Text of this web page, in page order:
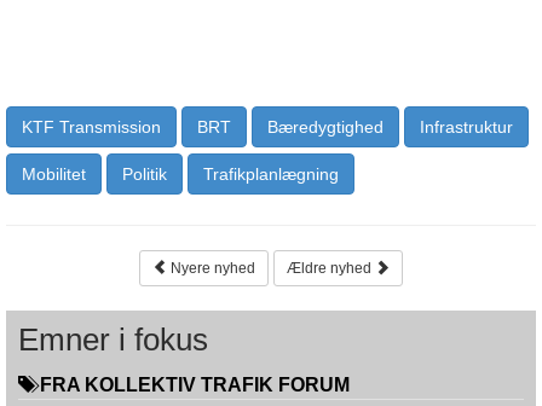
KTF Transmission BRT Bæredygtighed Infrastruktur
Mobilitet Politik Trafikplanlægning
Nyere nyhed Ældre nyhed
Emner i fokus
FRA KOLLEKTIV TRAFIK FORUM